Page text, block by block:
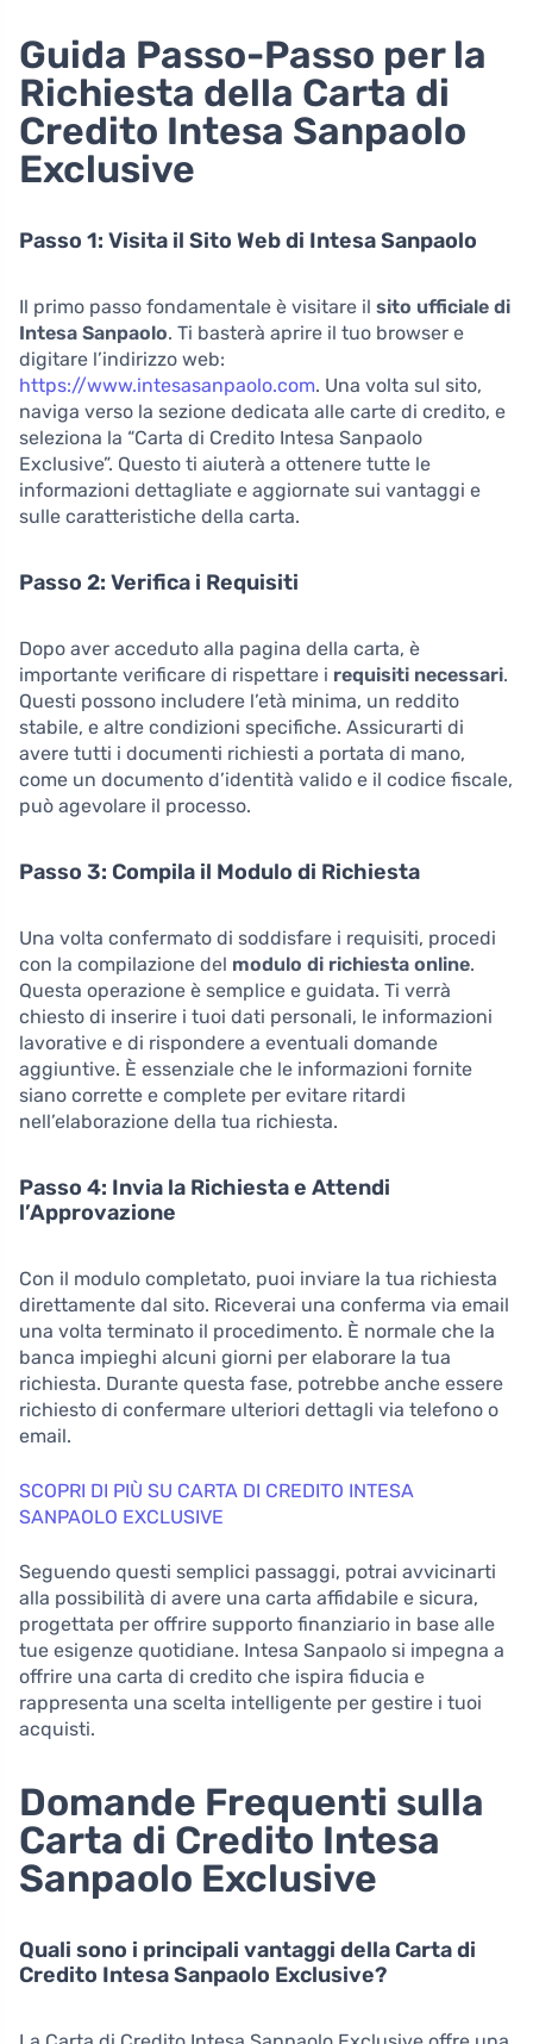
Guida Passo-Passo per la
Richiesta della Carta di
Credito Intesa Sanpaolo
Exclusive
Passo 1: Visita il Sito Web di Intesa Sanpaolo
Il primo passo fondamentale è visitare il sito ufficiale di
Intesa Sanpaolo. Ti basterà aprire il tuo browser e
digitare l’indirizzo web:
https://www.intesasanpaolo.com. Una volta sul sito,
naviga verso la sezione dedicata alle carte di credito, e
seleziona la “Carta di Credito Intesa Sanpaolo
Exclusive”. Questo ti aiuterà a ottenere tutte le
informazioni dettagliate e aggiornate sui vantaggi e
sulle caratteristiche della carta.
Passo 2: Verifica i Requisiti
Dopo aver acceduto alla pagina della carta, è
importante verificare di rispettare i requisiti necessari.
Questi possono includere l’età minima, un reddito
stabile, e altre condizioni specifiche. Assicurarti di
avere tutti i documenti richiesti a portata di mano,
come un documento d’identità valido e il codice fiscale,
può agevolare il processo.
Passo 3: Compila il Modulo di Richiesta
Una volta confermato di soddisfare i requisiti, procedi
con la compilazione del modulo di richiesta online.
Questa operazione è semplice e guidata. Ti verrà
chiesto di inserire i tuoi dati personali, le informazioni
lavorative e di rispondere a eventuali domande
aggiuntive. È essenziale che le informazioni fornite
siano corrette e complete per evitare ritardi
nell’elaborazione della tua richiesta.
Passo 4: Invia la Richiesta e Attendi
l’Approvazione
Con il modulo completato, puoi inviare la tua richiesta
direttamente dal sito. Riceverai una conferma via email
una volta terminato il procedimento. È normale che la
banca impieghi alcuni giorni per elaborare la tua
richiesta. Durante questa fase, potrebbe anche essere
richiesto di confermare ulteriori dettagli via telefono o
email.
SCOPRI DI PIÙ SU CARTA DI CREDITO INTESA
SANPAOLO EXCLUSIVE
Seguendo questi semplici passaggi, potrai avvicinarti
alla possibilità di avere una carta affidabile e sicura,
progettata per offrire supporto finanziario in base alle
tue esigenze quotidiane. Intesa Sanpaolo si impegna a
offrire una carta di credito che ispira fiducia e
rappresenta una scelta intelligente per gestire i tuoi
acquisti.
Domande Frequenti sulla
Carta di Credito Intesa
Sanpaolo Exclusive
Quali sono i principali vantaggi della Carta di
Credito Intesa Sanpaolo Exclusive?